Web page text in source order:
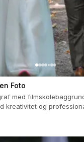
Foto
med
kreativitet og